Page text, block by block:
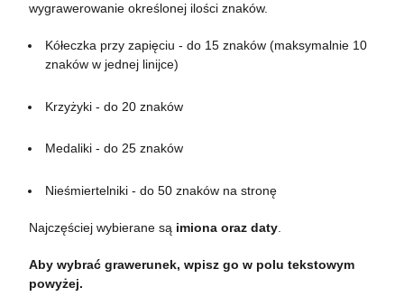
wygrawerowanie określonej ilości znaków.
Kółeczka przy zapięciu - do 15 znaków (maksymalnie 10
znaków w jednej linijce)
Krzyżyki - do 20 znaków
Medaliki - do 25 znaków
Nieśmiertelniki - do 50 znaków na stronę
Najczęściej wybierane są imiona oraz daty
Aby wybrać grawerunek, wpisz go w polu tekstowym
powyżej.